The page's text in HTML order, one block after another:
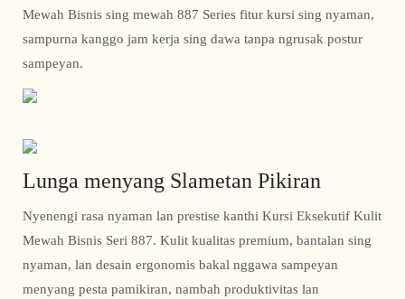
Mewah Bisnis sing mewah 887 Series fitur kursi sing nyaman,
sampurna kanggo jam kerja sing dawa tanpa ngrusak postur
sampeyan.
Lunga menyang Slametan Pikiran
Nyenengi rasa nyaman lan prestise kanthi Kursi Eksekutif Kulit
Mewah Bisnis Seri 887. Kulit kualitas premium, bantalan sing
nyaman, lan desain ergonomis bakal nggawa sampeyan
menyang pesta pamikiran, nambah produktivitas lan